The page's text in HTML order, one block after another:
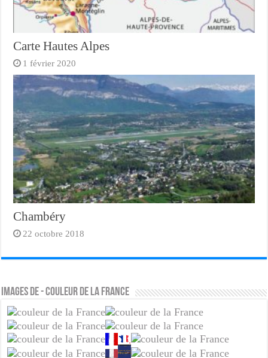
Carte Hautes Alpes
1 février 2020
Chambéry
22 octobre 2018
Images de - couleur de la france